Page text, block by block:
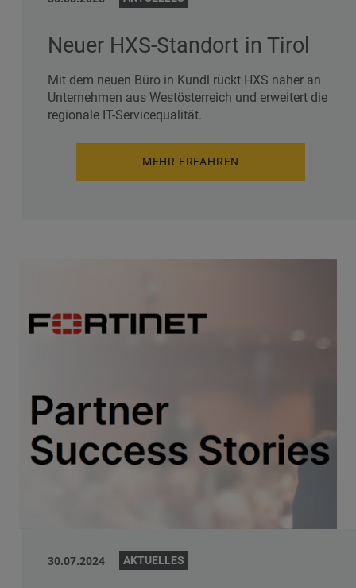
Neuer HXS-Standort in Tirol
Mit dem neuen Büro in Kundl rückt HXS näher an
Unternehmen aus Westösterreich und erweitert die
regionale IT-Servicequalität.
MEHR ERFAHREN
30.07.2024 AKTUELLES